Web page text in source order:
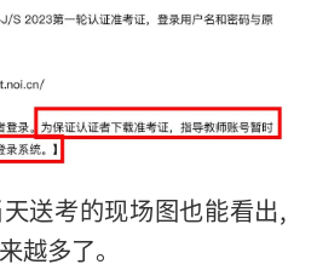
送考的现场图也能看出,
越多了。